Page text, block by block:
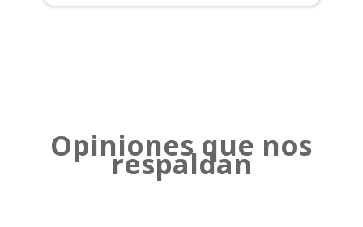
Opiniones que nos
respaldan